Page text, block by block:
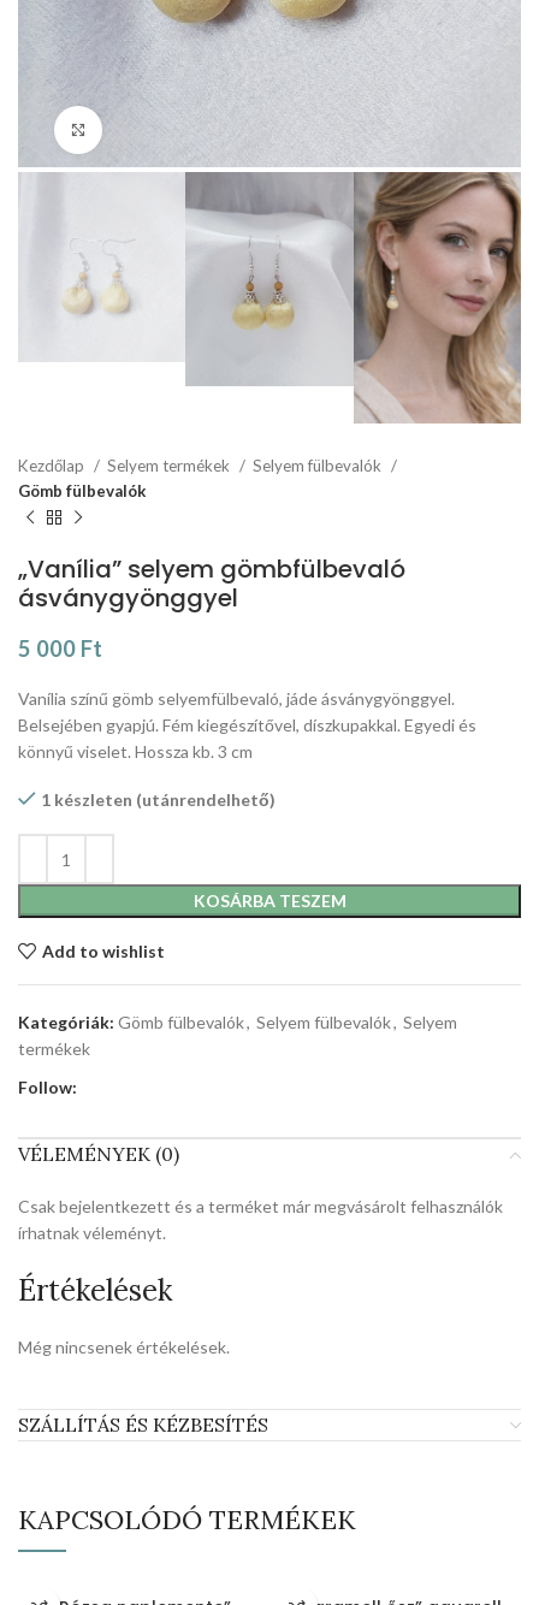
Click to enlarge
Kezdőlap Selyem termékek
Selyem fülbevalók
Gömb fülbevalók
„Vanília” selyem gömbfülbevaló
ásványgyönggyel
5 000 Ft
Vanília színű gömb selyemfülbevaló, jáde ásványgyönggyel.
Belsejében gyapjú. Fém kiegészítővel, díszkupakkal. Egyedi és
könnyű viselet. Hossza kb. 3 cm
1 készleten (utánrendelhető)
KOSÁRBA TESZEM
Add to wishlist
Kategóriák: Gömb fülbevalók, Selyem fülbevalók, Selyem
termékek
Follow:
VÉLEMÉNYEK (0)
Értékelések
Még nincsenek értékelések.
Csak bejelentkezett és a terméket már megvásárolt felhasználók
írhatnak véleményt.
SZÁLLÍTÁS ÉS KÉZBESÍTÉS
KAPCSOLÓDÓ TERMÉKEK